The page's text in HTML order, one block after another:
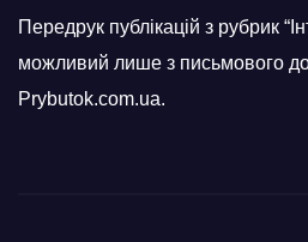
Передрук публікацій з рубрик
можливий лише з письмового
Prybutok.com.ua.